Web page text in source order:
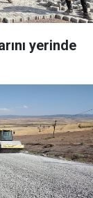
yerinde